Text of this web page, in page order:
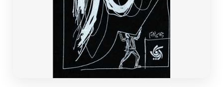
سایر کشورهای اروپا
داستان کوتاه
شعر و متون کهن